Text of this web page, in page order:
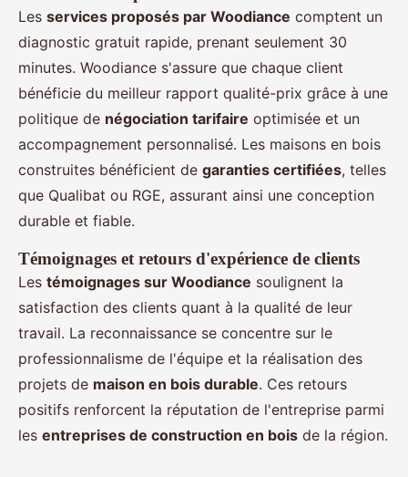
Les services proposés par Woodiance comptent un
diagnostic gratuit rapide, prenant seulement 30
minutes. Woodiance s'assure que chaque client
bénéficie du meilleur rapport qualité-prix grâce à une
politique de négociation tarifaire optimisée et un
accompagnement personnalisé. Les maisons en bois
construites bénéficient de garanties certifiées, telles
que Qualibat ou RGE, assurant ainsi une conception
durable et fiable.
Témoignages et retours d'expérience de clients
Les témoignages sur Woodiance soulignent la
satisfaction des clients quant à la qualité de leur
travail. La reconnaissance se concentre sur le
professionnalisme de l'équipe et la réalisation des
projets de maison en bois durable. Ces retours
positifs renforcent la réputation de l'entreprise parmi
les entreprises de construction en bois de la région.